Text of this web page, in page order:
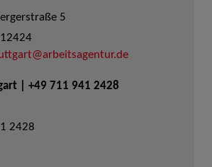
5
| +49 711 941 2428
2428